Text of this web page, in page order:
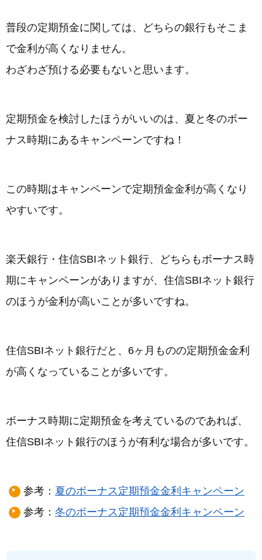
普段の定期預金に関しては、どちらの銀行もそこま
で金利が高くなりません。
わざわざ預ける必要もないと思います。
定期預金を検討したほうがいいのは、夏と冬のボー
ナス時期にあるキャンペーンですね！
この時期はキャンペーンで定期預金金利が高くなり
やすいです。
楽天銀行・住信SBIネット銀行、どちらもボーナス時
期にキャンペーンがありますが、住信SBIネット銀行
のほうが金利が高いことが多いですね。
住信SBIネット銀行だと、6ヶ月ものの定期預金金利
が高くなっていることが多いです。
ボーナス時期に定期預金を考えているのであれば、
住信SBIネット銀行のほうが有利な場合が多いです。
参考： 夏のボーナス定期預金金利キャンペーン
参考： 冬のボーナス定期預金金利キャンペーン